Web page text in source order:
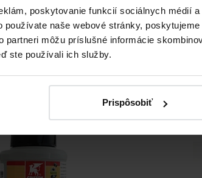
poskytovanie funkcií sociálnych médií
používate naše webové stránky,
partneri môžu príslušné informácie
ste používali ich služby.
Prispôsobiť
príslušenstvo (5)
Griffon Uni 100